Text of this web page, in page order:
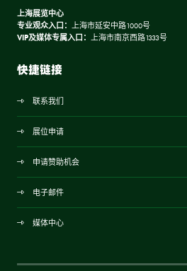
上海展览中心
专业观众入口： 上海市延安中路1000号
VIP及媒体专属入口： 上海市南京西路1333号
快捷链接
联系我们
展位申请
申请赞助机会
电子邮件
媒体中心